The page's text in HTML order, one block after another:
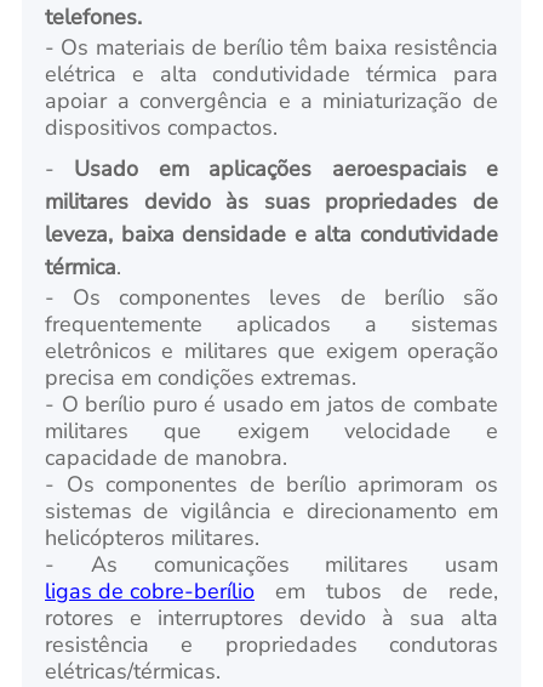
telefones.
- Os materiais de berílio têm baixa resistência
elétrica e alta condutividade térmica para
apoiar a convergência e a miniaturização de
dispositivos compactos.
- Usado em aplicações aeroespaciais e
militares devido às suas propriedades de
leveza, baixa densidade e alta condutividade
térmica.
- Os componentes leves de berílio são
frequentemente aplicados a sistemas
eletrônicos e militares que exigem operação
precisa em condições extremas.
- O berílio puro é usado em jatos de combate
militares que exigem velocidade e
capacidade de manobra.
- Os componentes de berílio aprimoram os
sistemas de vigilância e direcionamento em
helicópteros militares.
- As comunicações militares usam
ligas de cobre-berílio em tubos de rede,
rotores e interruptores devido à sua alta
resistência e propriedades condutoras
elétricas/térmicas.